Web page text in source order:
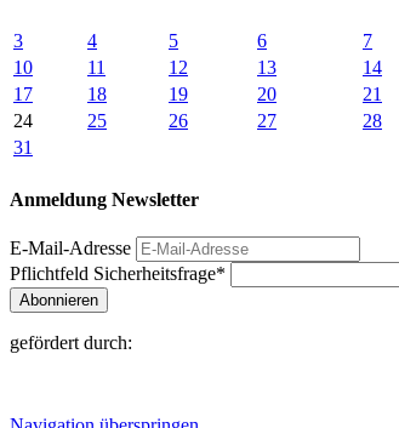
3
4 5 6 7
10
11 12 13 14
17
18 19 20 21
24
25 26 27 28
31
Anmeldung Newsletter
E-Mail-Adresse
Pflichtfeld Sicherheitsfrage*
Abonnieren
gefördert durch: